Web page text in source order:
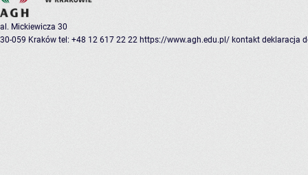
al. Mickiewicza 30
30-059 Kraków tel: +48 12 617 22 22 https://www.agh.edu.pl/ kontakt deklaracja